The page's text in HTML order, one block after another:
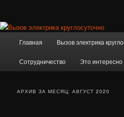
Главная Вызов электрика
Сотрудничество Это интересно
АРХИВ ЗА МЕСЯЦ:АВГУСТ 2020